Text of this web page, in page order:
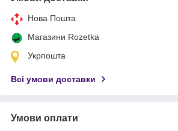
Нова Пошта
Магазини Rozetka
Укрпошта
Всі умови доставки
Умови оплати